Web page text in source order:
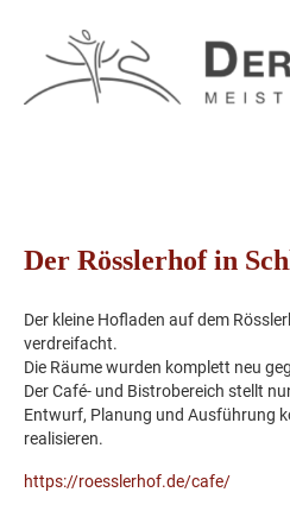
Der Rösslerhof in
Der kleine Hofladen auf dem
verdreifacht.
Die Räume wurden komplett neu
Der Café- und Bistrobereich stellt
Entwurf, Planung und Ausführung
realisieren.
https://roesslerhof.de/cafe/